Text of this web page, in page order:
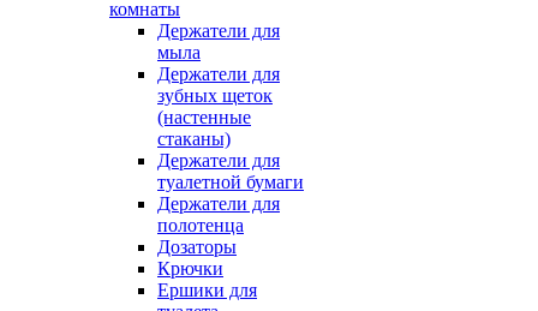
комнаты
Держатели для
мыла
Держатели для
зубных щеток
(настенные
стаканы)
Держатели для
туалетной бумаги
Держатели для
полотенца
Дозаторы
Крючки
Ершики для